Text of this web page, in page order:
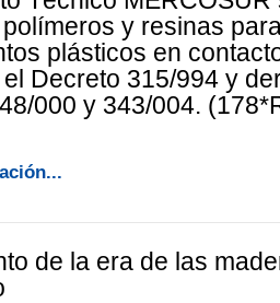
y resinas
plásticos en
Decreto 315/994 y
000 y 343/004.
de la era de las